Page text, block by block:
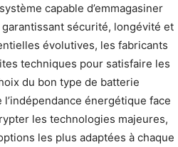
capable d’emmagasiner
sécurité, longévité et
évolutives, les fabricants
techniques pour satisfaire les
du bon type de batterie
énergétique face
les technologies majeures,
les plus adaptées à chaque